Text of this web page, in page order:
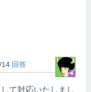
14 回答
して対応いたしまし